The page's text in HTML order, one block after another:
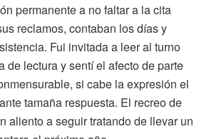
permanente a no faltar a la cita
reclamos, contaban los días y
Fui invitada a leer al turno
de lectura y sentí el afecto de parte
si cabe la expresión el
tamaña respuesta. El recreo de
aliento a seguir tratando de llevar un